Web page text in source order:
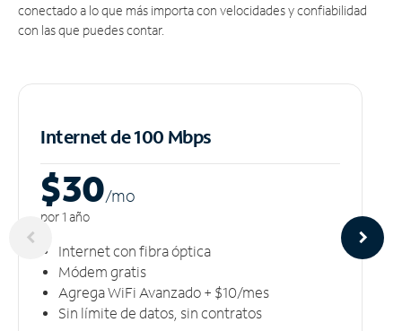
conectado a lo que más importa con velocidades y confiabilidad
con las que puedes contar.
Internet de 100 Mbps
$30/mo
por 1 año
Internet con fibra óptica
Módem gratis
Agrega WiFi Avanzado + $10/mes
Sin límite de datos, sin contratos